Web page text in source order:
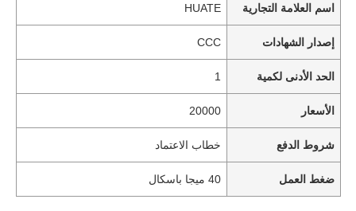
اسم العلامة التجارية HUATE
إصدار الشهادات CCC
الحد الأدنى لكمية 1
الأسعار 20000
شروط الدفع خطاب الاعتماد
ضغط العمل 40 ميجا باسكال